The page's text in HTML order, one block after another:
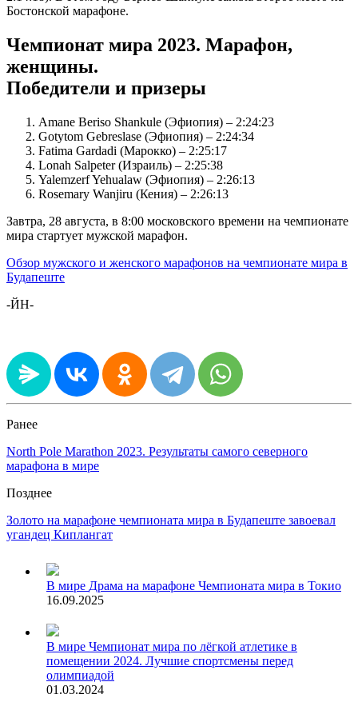
Бостонской марафоне.
Чемпионат мира 2023. Марафон,
женщины.
Победители и призеры
Amane Beriso Shankule (Эфиопия) – 2:24:23
Gotytom Gebreslase (Эфиопия) – 2:24:34
Fatima Gardadi (Марокко) – 2:25:17
Lonah Salpeter (Израиль) – 2:25:38
Yalemzerf Yehualaw (Эфиопия) – 2:26:13
Rosemary Wanjiru (Кения) – 2:26:13
Завтра, 28 августа, в 8:00 московского времени на чемпионате
мира стартует мужской марафон.
Обзор мужского и женского марафонов на чемпионате мира в
Будапеште
-ЙН-
Ранее
North Pole Marathon 2023. Результаты самого северного
марафона в мире
Позднее
Золото на марафоне чемпионата мира в Будапеште завоевал
угандец Киплангат
В мире Драма на марафоне Чемпионата мира в Токио
16.09.2025
В мире Чемпионат мира по лёгкой атлетике в
помещении 2024. Лучшие спортсмены перед
олимпиадой
01.03.2024